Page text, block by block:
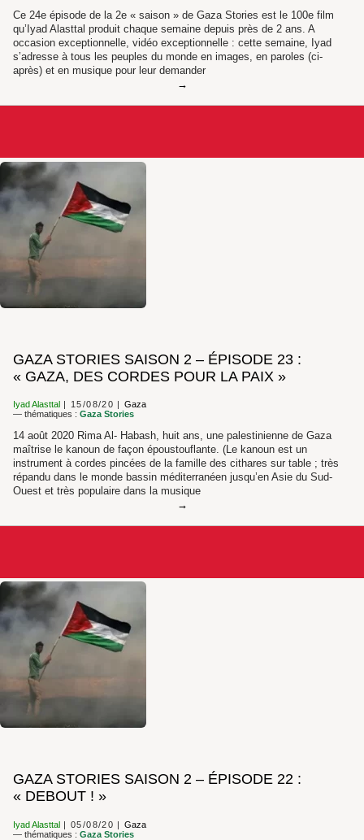
Ce 24e épisode de la 2e « saison » de Gaza Stories est le 100e film
qu’Iyad Alasttal produit chaque semaine depuis près de 2 ans. A
occasion exceptionnelle, vidéo exceptionnelle : cette semaine, Iyad
s’adresse à tous les peuples du monde en images, en paroles (ci-
après) et en musique pour leur demander
GAZA STORIES SAISON 2 – ÉPISODE 23 :
« GAZA, DES CORDES POUR LA PAIX »
Iyad Alasttal 15/08/20
Gaza
— thématiques : Gaza Stories
14 août 2020 Rima Al- Habash, huit ans, une palestinienne de Gaza
maîtrise le kanoun de façon époustouflante. (Le kanoun est un
instrument à cordes pincées de la famille des cithares sur table ; très
répandu dans le monde bassin méditerranéen jusqu’en Asie du Sud-
Ouest et très populaire dans la musique
GAZA STORIES SAISON 2 – ÉPISODE 22 :
« DEBOUT ! »
Iyad Alasttal 05/08/20
Gaza
— thématiques : Gaza Stories